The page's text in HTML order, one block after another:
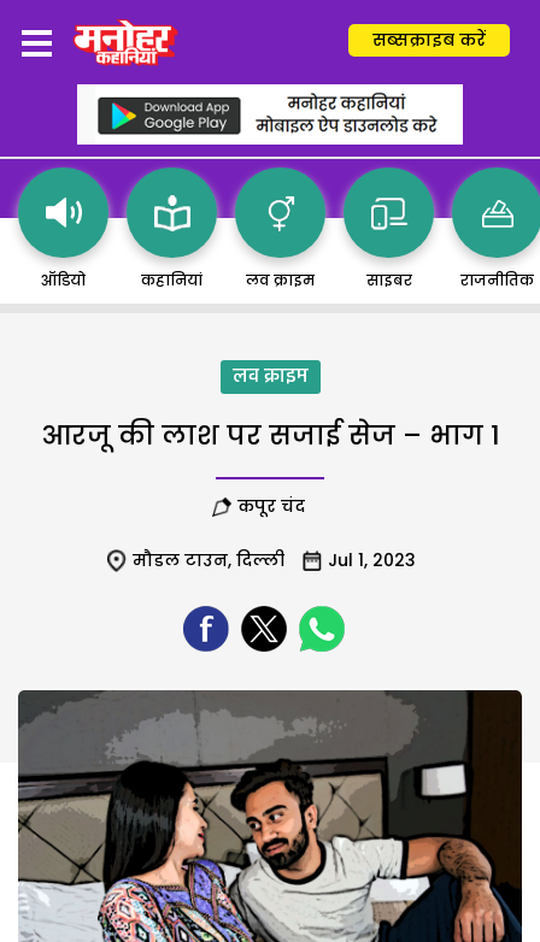
सब्सक्राइब करें
ऑडियो कहानियां लव क्राइम साइबर राजनीतिक
लव क्राइम
आरजू की लाश पर सजाई सेज – भाग 1
कपूर चंद
मौडल टाउन, दिल्ली Jul 1, 2023